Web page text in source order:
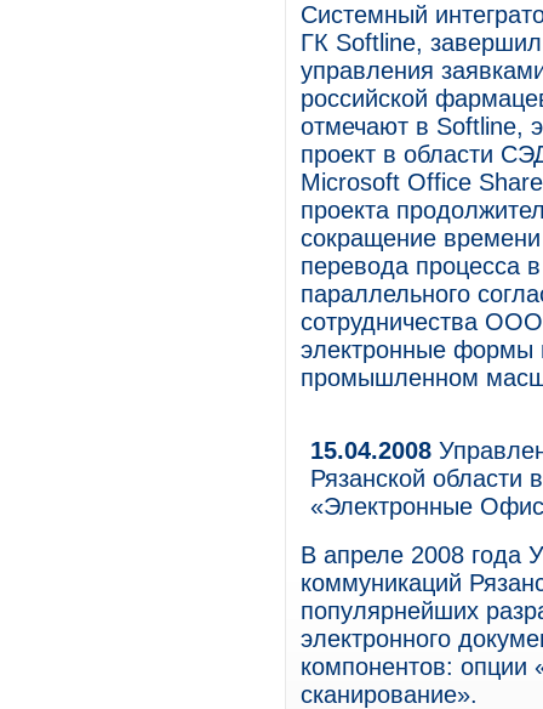
Системный
ГК Softline,
управления
российской
отмечают в Softline,
проект в области
Microsoft Office
проекта
сокращение
перевода процесса
параллельного
сотрудничества
электронные формы
промышленном
15.04.2008
Рязанской
«Электронные
В апреле 2008 года
коммуникаций
популярнейших
электронного
компонентов:
сканирование».